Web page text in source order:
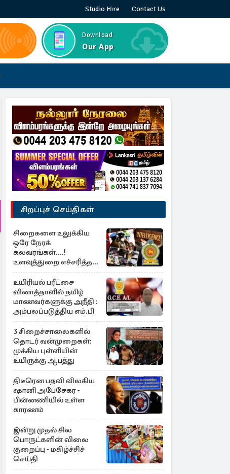
Studio Hire Contact Us
Download
Our App
சிறப்புச் செய்திகள்
சிறைகளை உலுக்கிய
ஒரே நேரக்
கலவரங்கள்....!
உளவுத்துறை எச்சரித்த
பாரிய சதி அம்பலம்
உயிரியல் பரீட்சை
வினாத்தாளில் தமிழ்
மாணவர்களுக்கு அநீதி :
அம்பலப்படுத்திய எம்.பி
3 சிறைச்சாலைகளில்
தொடர் வன்முறைகள்:
முக்கிய புள்ளியின்
உயிருக்கு ஆபத்து
திடீரென பதவி விலகிய
ஷானி அபேசேகர -
பின்னணியில் உள்ள
காரணம்
இன்று முதல் சில
பொருட்களின் விலை
குறைப்பு - மகிழ்ச்சிச்
செய்தி